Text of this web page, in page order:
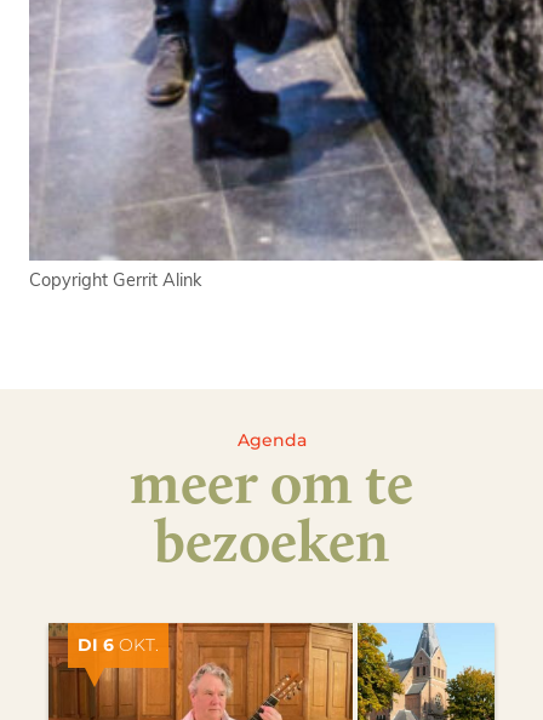
Copyright Gerrit Alink
Agenda
meer om te
bezoeken
DI 6 OKT.